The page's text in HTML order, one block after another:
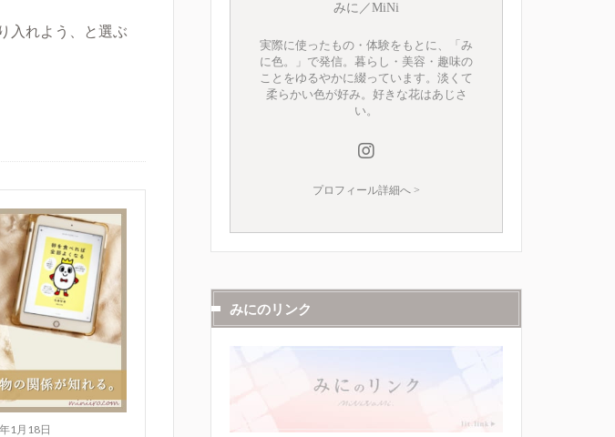
入れよう、と選ぶ
1月18日
みに／MiNi
実際に使ったもの・体験をもとに、「み
に色。」で発信。暮らし・美容・趣味の
ことをゆるやかに綴っています。淡くて
柔らかい色が好み。好きな花はあじさ
い。
プロフィール詳細へ >
みにのリンク